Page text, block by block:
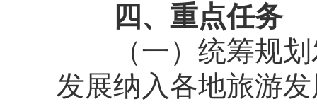
四、重点任务
（一）统筹规
发展纳入各地旅游